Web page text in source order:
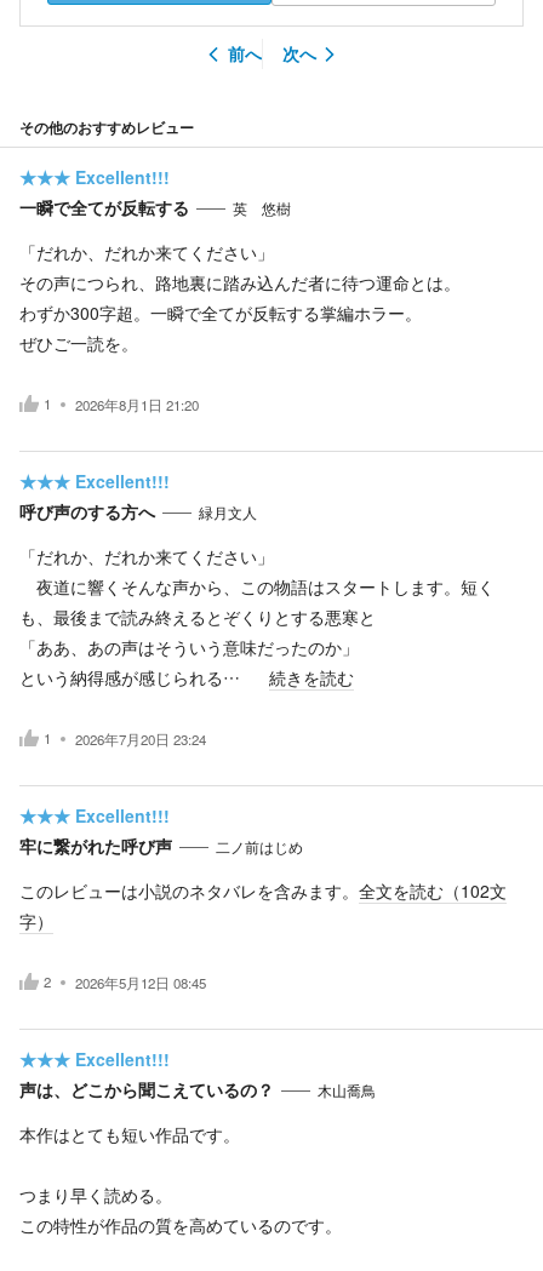
前へ 次へ
その他のおすすめレビュー
★★★ Excellent!!!
一瞬で全てが反転する
英 悠樹
「だれか、だれか来てください」
その声につられ、路地裏に踏み込んだ者に待つ運命とは。
わずか300字超。一瞬で全てが反転する掌編ホラー。
ぜひご一読を。
1 2026年8月1日 21:20
★★★ Excellent!!!
呼び声のする方へ
緑月文人
「だれか、だれか来てください」
夜道に響くそんな声から、この物語はスタートします。短く
も、最後まで読み終えるとぞくりとする悪寒と
「ああ、あの声はそういう意味だったのか」
という納得感が感じられる…
続きを読む
1 2026年7月20日 23:24
★★★ Excellent!!!
牢に繋がれた呼び声
二ノ前はじめ
このレビューは小説のネタバレを含みます。 全文を読む（102文
字）
2 2026年5月12日 08:45
★★★ Excellent!!!
声は、どこから聞こえているの？
木山喬鳥
本作はとても短い作品です。
つまり早く読める。
この特性が作品の質を高めているのです。